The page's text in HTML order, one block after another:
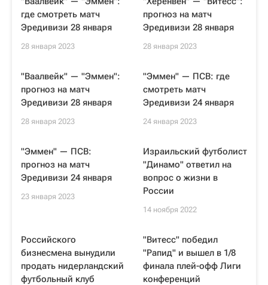
где смотреть матч
Эредивизи 28 января
28 января 2023
прогноз на матч
Эредивизи 28 января
28 января 2023
"Ваалвейк" — "Эммен":
прогноз на матч
Эредивизи 28 января
28 января 2023
"Эммен" — ПСВ: где
смотреть матч
Эредивизи 24 января
24 января 2023
"Эммен" — ПСВ:
прогноз на матч
Эредивизи 24 января
23 января 2023
Израильский футболист
"Динамо" ответил на
вопрос о жизни в
России
14 ноября 2022
Российского
бизнесмена вынудили
продать нидерландский
футбольный клуб
"Витесс" победил
"Рапид" и вышел в 1/8
финала плей-офф Лиги
конференций